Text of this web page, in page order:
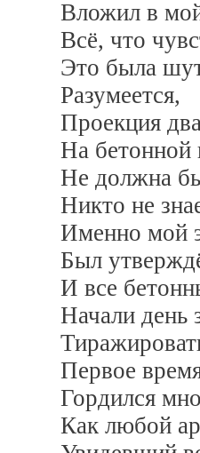
Вложил в
Всё, что
Это была
Разумеется,
Проекция
На бетонной
Не должна
Никто не
Именно мой
Был
И все
Начали день
Первое
Гордился
Как любой